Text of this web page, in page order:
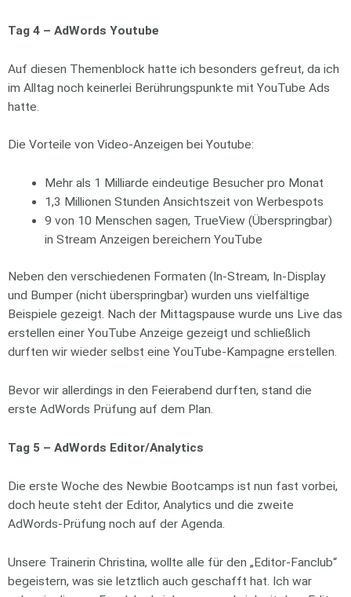
Tag 4 – AdWords Youtube
Auf diesen Themenblock hatte ich besonders gefreut, da ich
im Alltag noch keinerlei Berührungspunkte mit YouTube Ads
hatte.
Die Vorteile von Video-Anzeigen bei Youtube:
Mehr als 1 Milliarde eindeutige Besucher pro Monat
1,3 Millionen Stunden Ansichtszeit von Werbespots
9 von 10 Menschen sagen, TrueView (Überspringbar)
in Stream Anzeigen bereichern YouTube
Neben den verschiedenen Formaten (In-Stream, In-Display
und Bumper (nicht überspringbar) wurden uns vielfältige
Beispiele gezeigt. Nach der Mittagspause wurde uns Live das
erstellen einer YouTube Anzeige gezeigt und schließlich
durften wir wieder selbst eine YouTube-Kampagne erstellen.
Bevor wir allerdings in den Feierabend durften, stand die
erste AdWords Prüfung auf dem Plan.
Tag 5 – AdWords Editor/Analytics
Die erste Woche des Newbie Bootcamps ist nun fast vorbei,
doch heute steht der Editor, Analytics und die zweite
AdWords-Prüfung noch auf der Agenda.
Unsere Trainerin Christina, wollte alle für den „Editor-Fanclub“
begeistern, was sie letztlich auch geschafft hat. Ich war